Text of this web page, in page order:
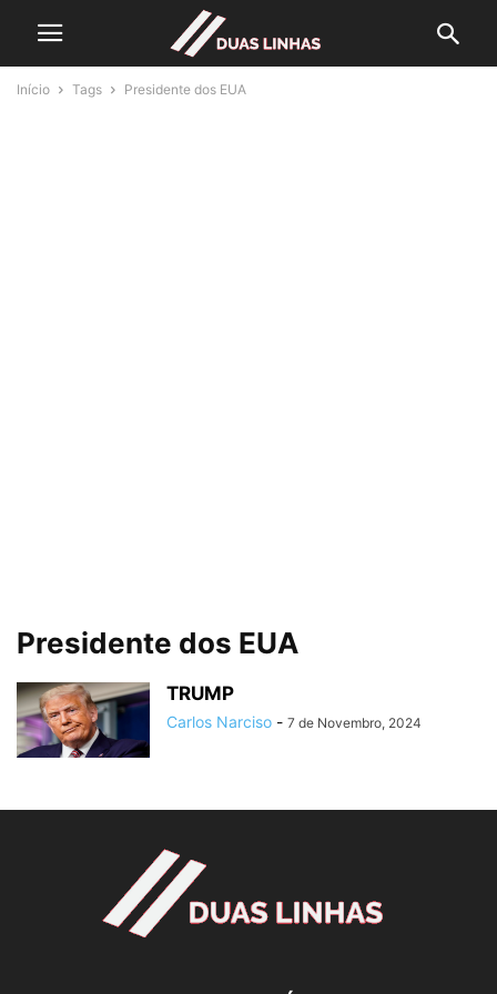
Início Tags Presidente dos EUA
Presidente dos EUA
TRUMP
Carlos Narciso - 7 de Novembro, 2024